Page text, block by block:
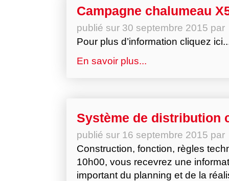
Campagne chalumeau
publié sur 30 septembre 2015 par
Pour plus d’information cliquez
En savoir plus...
Système de distribution
publié sur 16 septembre 2015 par
Construction, fonction, règles
10h00, vous recevrez une
important du planning et de la